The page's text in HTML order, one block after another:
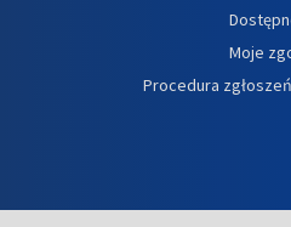
Moje
Procedura